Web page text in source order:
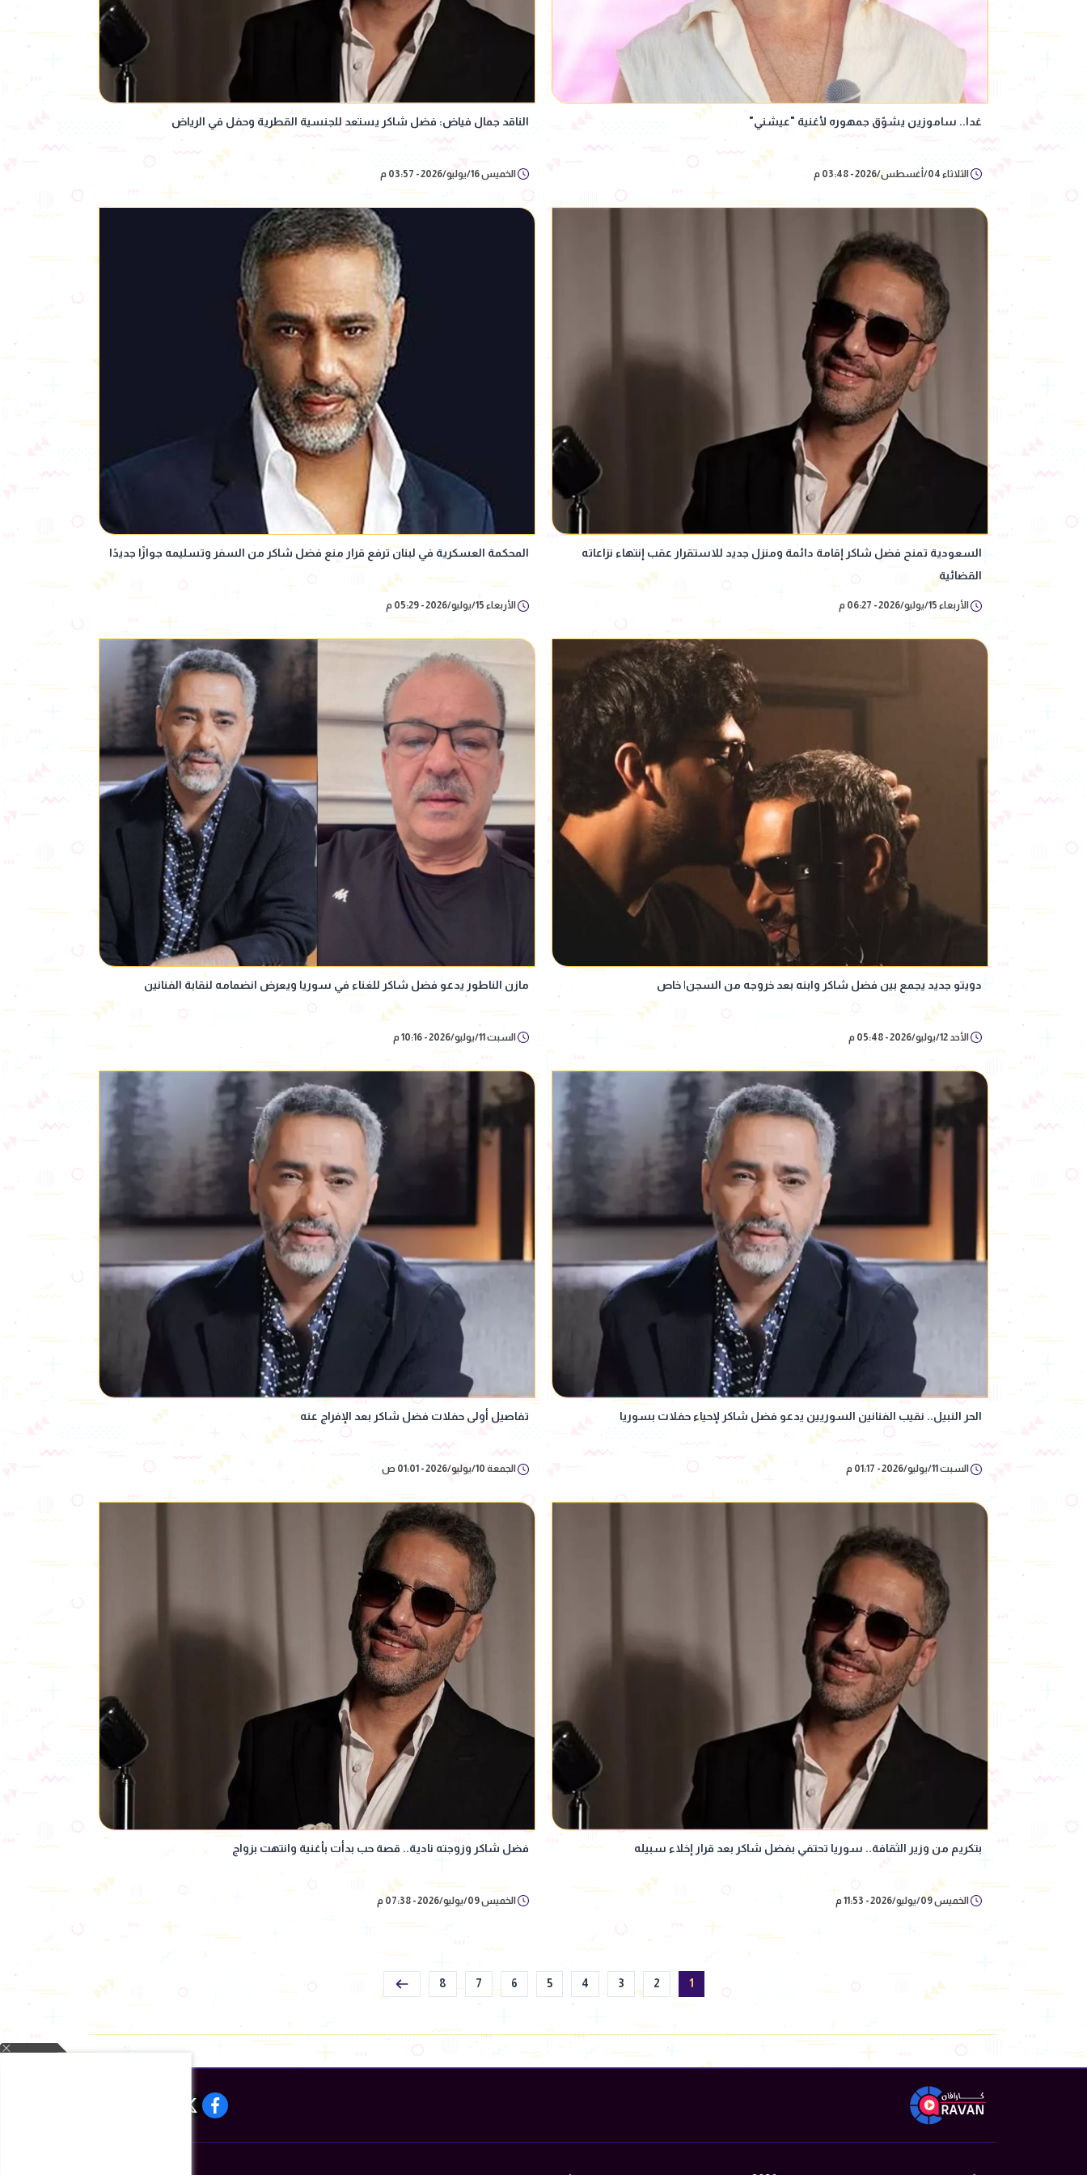
غدا.. ساموزين يشوّق جمهوره لأغنية "عيشني"
الثلاثاء 04/أغسطس/2026 - 03:48 م
الناقد جمال فياض: فضل شاكر يستعد للجنسية القطرية وحفل في الرياض
الخميس 16/يوليو/2026 - 03:57 م
السعودية تمنح فضل شاكر إقامة دائمة ومنزل جديد للاستقرار عقب إنتهاء نزاعاته
القضائية
الأربعاء 15/يوليو/2026 - 06:27 م
المحكمة العسكرية في لبنان ترفع قرار منع فضل شاكر من السفر وتسليمه جوازًا جديدًا
الأربعاء 15/يوليو/2026 - 05:29 م
دويتو جديد يجمع بين فضل شاكر وابنه بعد خروجه من السجن| خاص
الأحد 12/يوليو/2026 - 05:48 م
مازن الناطور يدعو فضل شاكر للغناء في سوريا ويعرض انضمامه لنقابة الفنانين
السبت 11/يوليو/2026 - 10:16 م
الحر النبيل.. نقيب الفنانين السوريين يدعو فضل شاكر لإحياء حفلات بسوريا
السبت 11/يوليو/2026 - 01:17 م
تفاصيل أولى حفلات فضل شاكر بعد الإفراج عنه
الجمعة 10/يوليو/2026 - 01:01 ص
بتكريم من وزير الثقافة.. سوريا تحتفي بفضل شاكر بعد قرار إخلاء سبيله
الخميس 09/يوليو/2026 - 11:53 م
فضل شاكر وزوجته نادية.. قصة حب بدأت بأغنية وانتهت بزواج
الخميس 09/يوليو/2026 - 07:38 م
1
2
3
4
5
6
7
8
facebook